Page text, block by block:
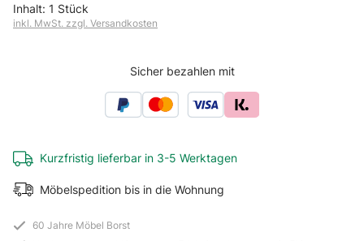
Inhalt: 1 Stück
inkl. MwSt. zzgl. Versandkosten
Kurzfristig lieferbar in 3-5 Werktagen
Möbelspedition bis in die Wohnung
Sicher bezahlen mit
60 Jahre Möbel Borst